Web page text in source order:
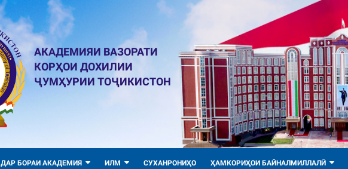
АКАДЕМИЯИ ВАЗОРАТИ
КОРҲОИ ДОХИЛИИ
ҶУМҲУРИИ ТОҶИКИСТОН
ДАР БОРАИ АКАДЕМИЯ ИЛМ СУХАНРОНИҲО ҲАМКОРИҲОИ БАЙНАЛМИЛЛАЛӢ